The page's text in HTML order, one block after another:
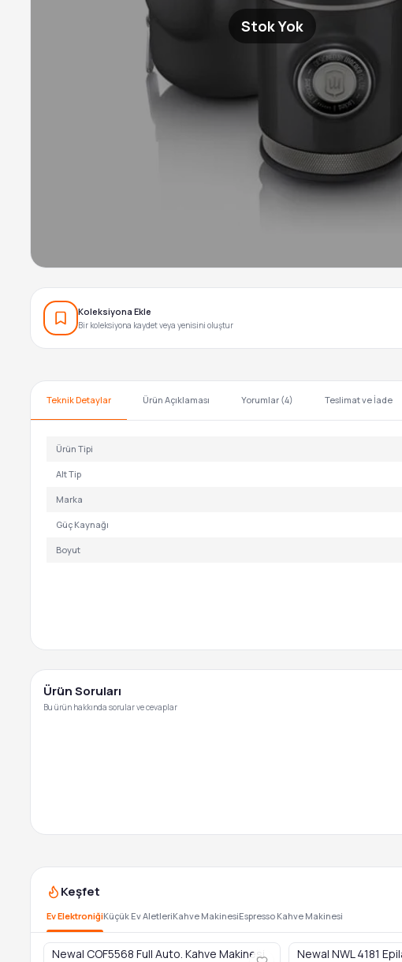
Stok Yok
Koleksiyona Ekle
Bir koleksiyona kaydet veya yenisini oluştur
Teknik Detaylar Ürün Açıklaması Yorumlar (4) Teslimat ve İade
Ürün Tipi
Alt Tip
Marka
Güç Kaynağı
Boyut
Ürün Soruları
Bu ürün hakkında sorular ve cevaplar
Keşfet
Ev ElektroniğiKüçük Ev AletleriKahve MakinesiEspresso Kahve Makinesi
Newal COF5568 Full Auto. Kahve Makinesi Newal NWL 4181